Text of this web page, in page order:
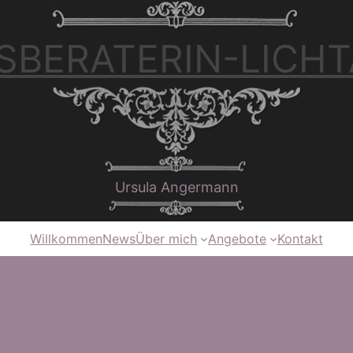
Ursula Angermann
WillkommenNewsÜber mich Angebote Kontakt